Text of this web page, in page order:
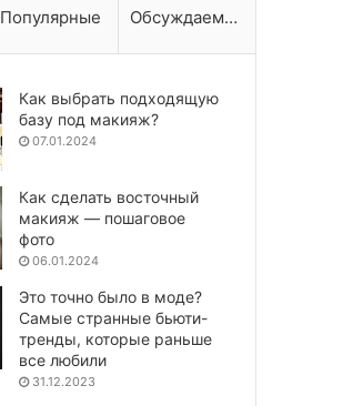
Популярные Обсуждаемые
Как выбрать подходящую
базу под макияж?
07.01.2024
Как сделать восточный
макияж — пошаговое
фото
06.01.2024
Это точно было в моде?
Самые странные бьюти-
тренды, которые раньше
все любили
31.12.2023